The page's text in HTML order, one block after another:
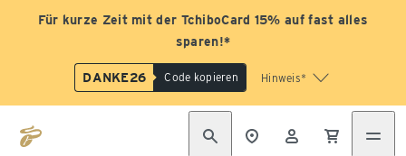
Für kurze Zeit mit der TchiboCard 15% auf fast alles
sparen!*
DANKE26 Code kopieren Hinweis*